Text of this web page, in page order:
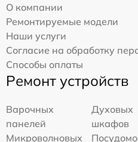
О компании
Ремонтируемые модели
Наши услуги
Согласие на обработку
Способы оплаты
Ремонт устройств
Варочных
панелей
Духовых
шкафов
Микроволновых